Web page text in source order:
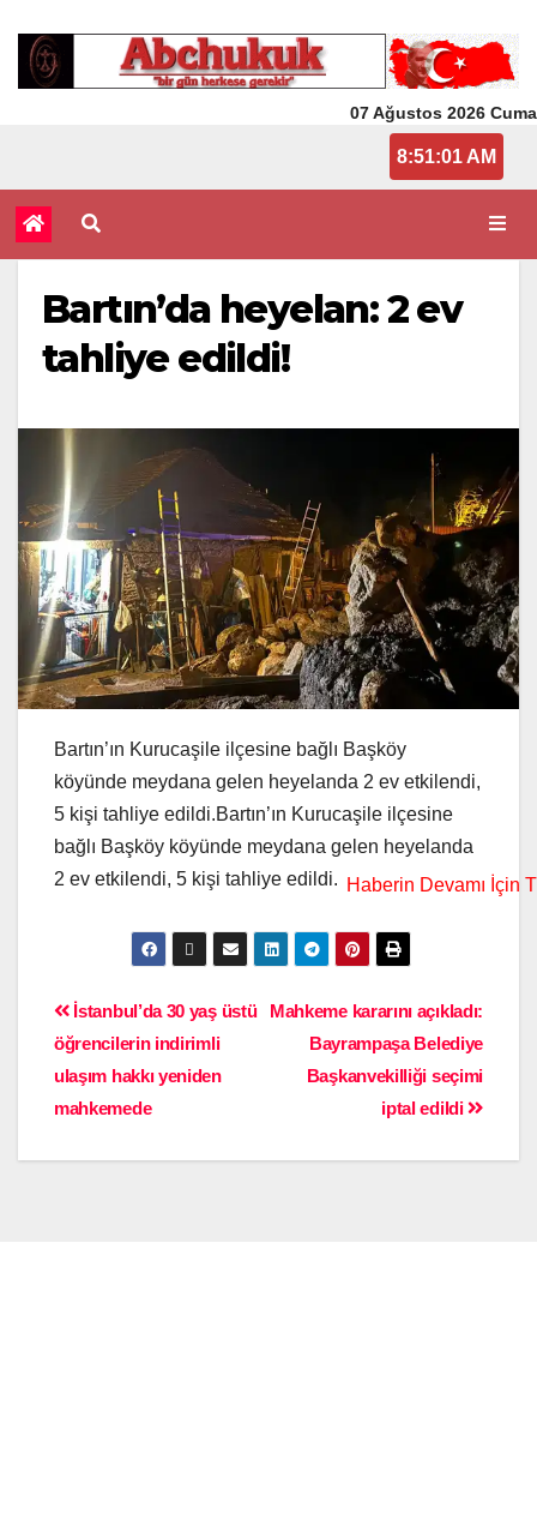
07 Ağustos 2026 Cuma
8:51:01 AM
Bartın’da heyelan: 2 ev
tahliye edildi!
Bartın’ın Kurucaşile ilçesine bağlı Başköy
köyünde meydana gelen heyelanda 2 ev etkilendi,
5 kişi tahliye edildi.Bartın’ın Kurucaşile ilçesine
bağlı Başköy köyünde meydana gelen heyelanda
2 ev etkilendi, 5 kişi tahliye edildi.
Mahkeme kararını açıkladı:
Bayrampaşa Belediye
Başkanvekilliği seçimi
iptal edildi
İstanbul’da 30 yaş üstü
öğrencilerin indirimli
ulaşım hakkı yeniden
mahkemede